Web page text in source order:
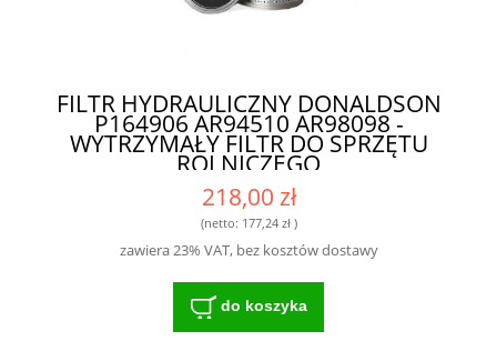
FILTR HYDRAULICZNY DONALDSON
P164906 AR94510 AR98098 -
WYTRZYMAŁY FILTR DO SPRZĘTU
ROLNICZEGO
218,00 zł
(netto: 177,24 zł)
zawiera 23% VAT, bez kosztów dostawy
do koszyka